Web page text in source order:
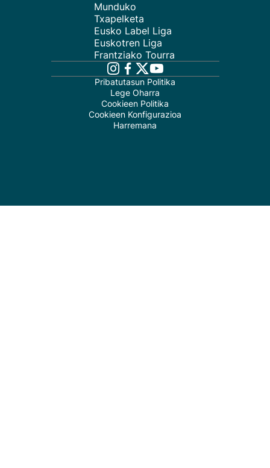
Munduko
Txapelketa
Eusko Label Liga
Euskotren Liga
Frantziako Tourra
Pribatutasun Politika
Lege Oharra
Cookieen Politika
Cookieen Konfigurazioa
Harremana